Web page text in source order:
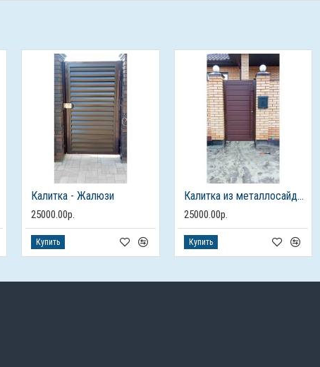
Калитка - Жалюзи
25000.00р.
Купить
Калитка из металлосайдинга
25000.00р.
Купить